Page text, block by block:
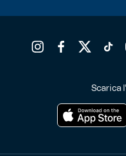
Vintage Collection
Scarica